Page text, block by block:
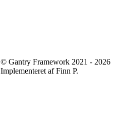
© Gantry Framework 2021 - 2026
Implementeret af Finn P.